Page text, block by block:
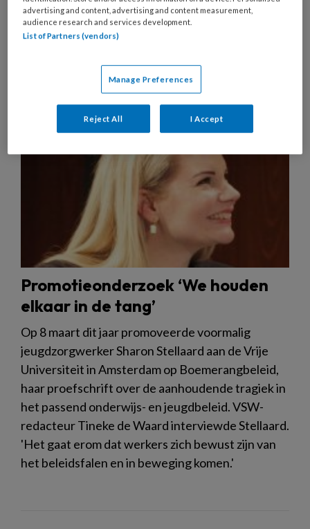
Promotieonderzoek ‘We houden
elkaar in de tang’
Op 8 maart dit jaar promoveerde voormalig
jeugdzorgwerker Sharon Stellaard aan de Vrije
Universiteit in Amsterdam op Boemerangbeleid,
haar proefschrift over de aanhoudende tragiek in
het passend onderwijs- en jeugdbeleid. VSW-
redacteur Tineke de Waard interviewde Stellaard.
'Het gaat erom dat werkers zich bewust zijn van
het beleidsfalen en in beweging komen.'
advertising and content, advertising and content measurement,
audience research and services development.
List of Partners (vendors)
Manage Preferences
Reject All I Accept